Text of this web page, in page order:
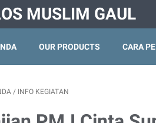
MUSLIM GAUL
OUR PRODUCTS CARA
/ INFO KEGIATAN